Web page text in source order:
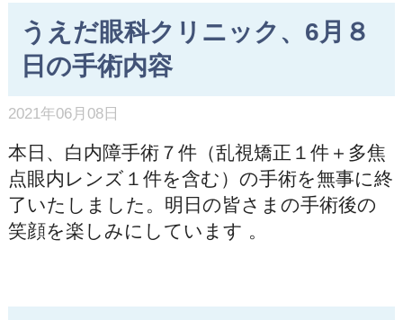
うえだ眼科クリニック、6月８
日の手術内容
2021年06月08日
本日、白内障手術７件（乱視矯正１件＋多焦
点眼内レンズ１件を含む）の手術を無事に終
了いたしました。明日の皆さまの手術後の
笑顔を楽しみにしています 。